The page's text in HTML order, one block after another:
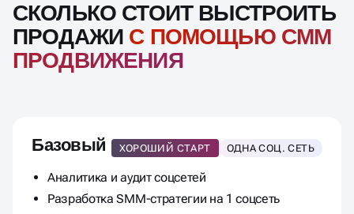
СКОЛЬКО СТОИТ ВЫСТРОИТЬ
ПРОДАЖИ С ПОМОЩЬЮ СММ
ПРОДВИЖЕНИЯ
Базовый ХОРОШИЙ СТАРТ ОДНА СОЦ. СЕТЬ
Аналитика и аудит соцсетей
Разработка SMM-стратегии на 1 соцсеть